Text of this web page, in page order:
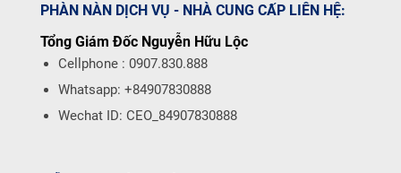
PHÀN NÀN DỊCH VỤ - NHÀ CUNG CẤP LIÊN HỆ:
Tổng Giám Đốc Nguyễn Hữu Lộc
Cellphone : 0907.830.888
Whatsapp: +84907830888
Wechat ID: CEO_84907830888